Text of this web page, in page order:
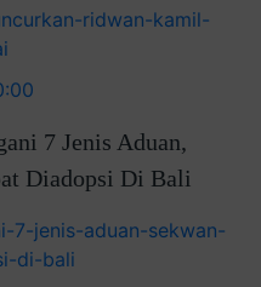
ridwan-kamil-
7 Jenis Aduan,
Diadopsi Di Bali
7-jenis-aduan-sekwan-
di-bali